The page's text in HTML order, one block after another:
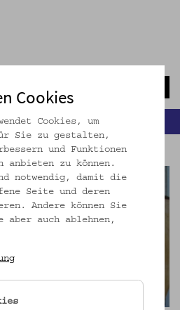
Cookies
Cookies, um
Sie zu gestalten,
und Funktionen
anbieten zu können.
notwendig, damit die
Seite und deren
Andere können Sie
aber auch ablehnen,